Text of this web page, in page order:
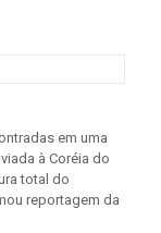
em uma
à Coréia do
total do
reportagem da